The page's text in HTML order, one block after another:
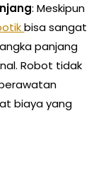
: Meskipun
bisa sangat
panjang
Robot tidak
biaya yang